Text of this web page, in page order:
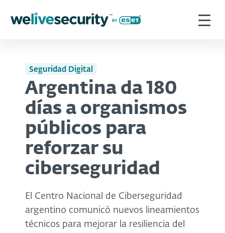
Seguridad Digital
Argentina da 180
días a organismos
públicos para
reforzar su
ciberseguridad
El Centro Nacional de Ciberseguridad
argentino comunicó nuevos lineamientos
técnicos para mejorar la resiliencia del